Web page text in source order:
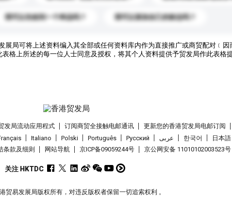
我可以先收到一个样品吗？ 我可以添加自己的标志吗？
展局可将上述资料编入其全部或任何资料库内作为直接推广或商贸配对﹝
格上所述的每一位人士同意及授权，将其个人资料提供予贸发局作此表格提
发局流动应用程式 订阅商贸全接触电邮通讯 更新您的香港贸发局电邮订阅
Italiano Polski Português Pусский عربى 한국어
日本語
条款及细则 网站导航 京ICP备09059244号 京公网安备 11010102003523号
关注 HKTDC
贸易发展局版权所有，对违反版权者保留一切追索权利 。